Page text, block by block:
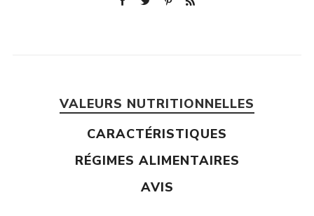
VALEURS NUTRITIONNELLES
CARACTÉRISTIQUES
RÉGIMES ALIMENTAIRES
AVIS